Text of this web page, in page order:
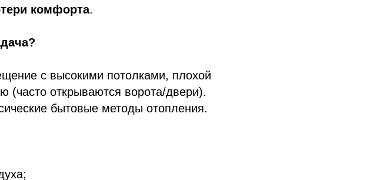
комфорта.
с высокими потолками, плохой
(часто открываются ворота/двери).
бытовые методы отопления.